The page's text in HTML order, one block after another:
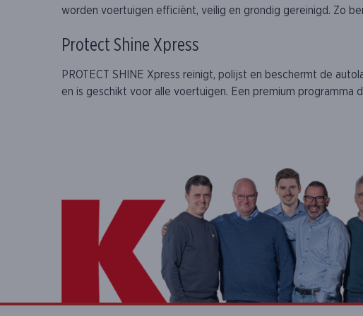
worden voertuigen efficiënt, veilig en grondig gereinigd. Zo
Protect Shine Xpress
PROTECT SHINE Xpress reinigt, polijst en beschermt de
en is geschikt voor alle voertuigen. Een premium